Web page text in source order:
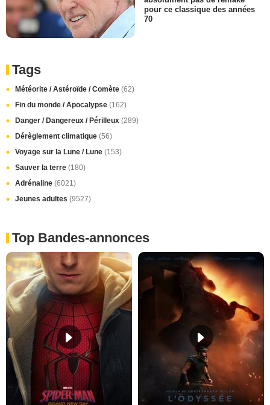
pour ce classique des années
70
Tags
Météorite / Astéroïde / Comète (62)
Fin du monde / Apocalypse (162)
Danger / Dangereux / Périlleux (289)
Dérèglement climatique (56)
Voyage sur la Lune / Lune (153)
Sauver la terre (180)
Adrénaline (6021)
Jeunes adultes (9527)
Top Bandes-annonces